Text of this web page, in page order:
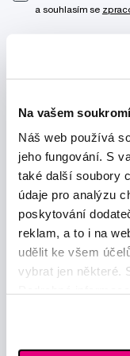
Na vašem
Náš web používá
jeho fungování. S
také další soubory
údaje pro analýzu
poskytování
reklam, a to i na
udělit ke všem
vybrat jen některé.
a souhlasím se